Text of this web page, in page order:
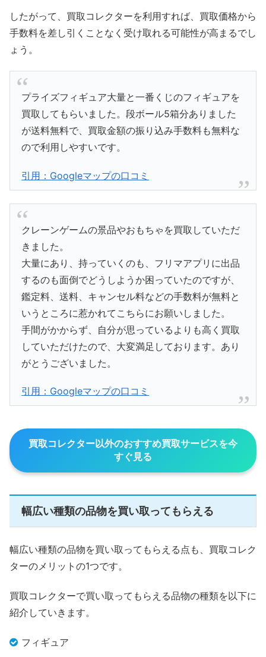
したがって、買取コレクターを利用すれば、買取価格から
手数料を差し引くことなく受け取れる可能性が高まるでし
ょう。
プライズフィギュア大量と一番くじのフィギュアを
買取してもらいました。段ボール5箱分ありました
が送料無料で、買取金額の振り込み手数料も無料な
ので利用しやすいです。
引用：Googleマップの口コミ
クレーンゲームの景品やおもちゃを買取していただ
きました。
大量にあり、持っていくのも、フリマアプリに出品
するのも面倒でどうしようか困っていたのですが、
鑑定料、送料、キャンセル料などの手数料が無料と
いうところに惹かれてこちらにお願いしました。
手間がかからず、自分が思っているよりも高く買取
していただけたので、大変満足しております。あり
がとうございました。
引用：Googleマップの口コミ
買取コレクター以外のおすすめ買取サービスを今
すぐ見る
幅広い種類の品物を買い取ってもらえる
幅広い種類の品物を買い取ってもらえる点も、買取コレク
ターのメリットの1つです。
買取コレクターで買い取ってもらえる品物の種類を以下に
紹介していきます。
フィギュア